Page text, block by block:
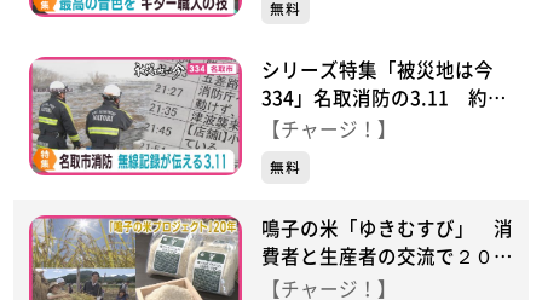
無料
シリーズ特集「被災地は今
334」名取消防の3.11 約
100時間の無線記録と証言で
【チャージ！】
無料
鳴子の米「ゆきむすび」 消
費者と生産者の交流で２０周
年
【チャージ！】